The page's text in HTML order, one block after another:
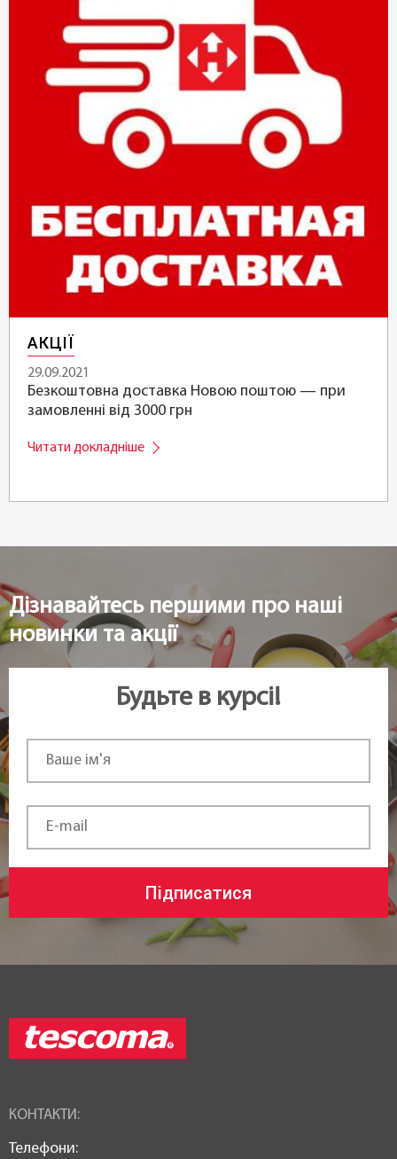
АКЦІЇ
29.09.2021
Безкоштовна доставка Новою поштою — при
замовленні від 3000 грн
Читати докладніше
Дізнавайтесь першими про наші
новинки та акції
Будьте в курсі!
Підписатися
КОНТАКТИ:
Телефони: